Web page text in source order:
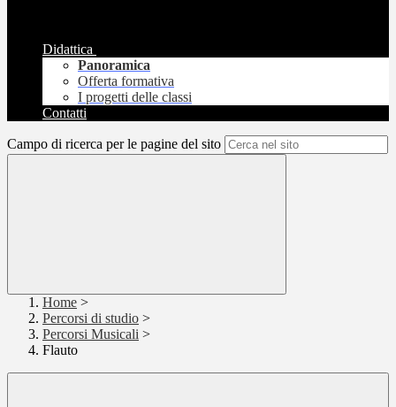
Didattica
Panoramica
Offerta formativa
I progetti delle classi
Contatti
Campo di ricerca per le pagine del sito
Home >
Percorsi di studio >
Percorsi Musicali >
Flauto